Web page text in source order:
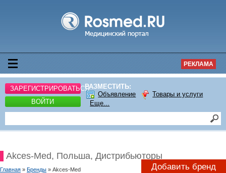
РЕКЛАМА
ЗАРЕГИСТРИРОВАТЬСЯ
ВОЙТИ
РАЗМЕСТИТЬ:
Объявление
Товары и услуги
Еще...
Akces-Med, Польша, Дистрибьюторы
Главная » Бренды » Akces-Med Добавить бренд